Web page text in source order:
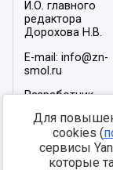
И.О. главного
редактора
Дорохова Н.В.
E-mail: info@zn-
smol.ru
Разработчик
2026
Мы в
сетях:
Для
cookies (
сервисы
которые